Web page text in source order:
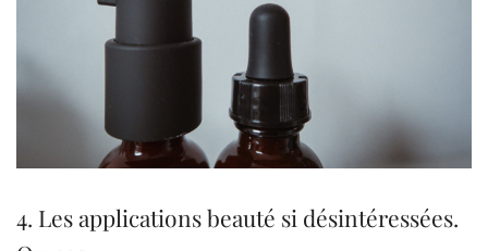
4. Les applications beauté si désintéressées.